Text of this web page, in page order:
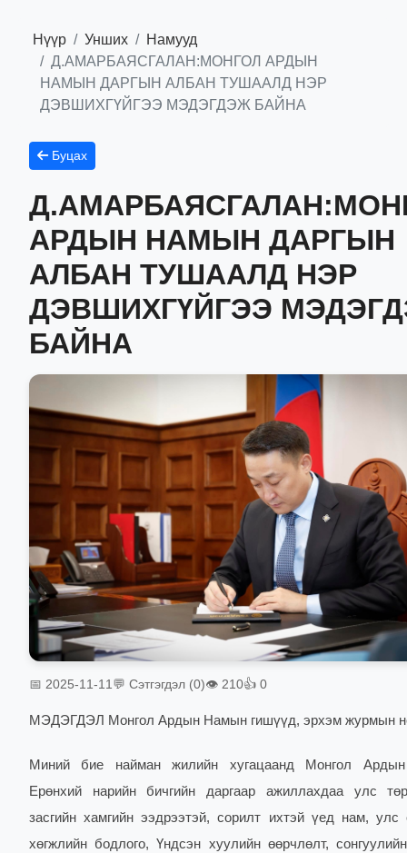
Нүүр Унших
Намууд
Д.АМАРБАЯСГАЛАН:МОНГОЛ АРДЫН
НАМЫН ДАРГЫН АЛБАН ТУШААЛД НЭР
ДЭВШИХГҮЙГЭЭ МЭДЭГДЭЖ БАЙНА
Буцах
АРДЫН НАМЫН ДАРГЫН
АЛБАН ТУШААЛД НЭР
ДЭВШИХГҮЙГЭЭ
БАЙНА
📅 2025-11-11 💬 Сэтгэгдэл (0)👁 210👍 0
МЭДЭГДЭЛ Монгол Ардын Намын гишүүд, эрхэм журмын
Миний бие найман жилийн хугацаанд Монгол
Ерөнхий нарийн бичгийн даргаар ажиллахдаа улс
засгийн хамгийн ээдрээтэй, сорилт ихтэй үед нам, улс
хөгжлийн бодлого, Үндсэн хуулийн өөрчлөлт,